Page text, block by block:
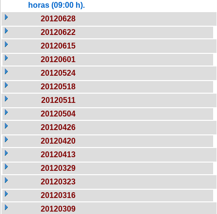
horas (09:00 h).
20120628
20120622
20120615
20120601
20120524
20120518
20120511
20120504
20120426
20120420
20120413
20120329
20120323
20120316
20120309